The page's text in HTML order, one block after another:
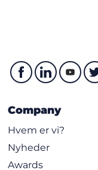
Company
Hvem er vi?
Nyheder
Awards